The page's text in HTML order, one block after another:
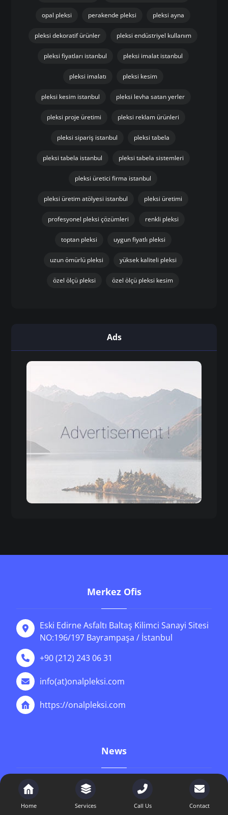
opal pleksi perakende pleksi pleksi ayna
pleksi dekoratif ürünler pleksi endüstriyel kullanım
pleksi fiyatları istanbul pleksi imalat istanbul
pleksi imalatı pleksi kesim
pleksi kesim istanbul pleksi levha satan yerler
pleksi proje üretimi pleksi reklam ürünleri
pleksi sipariş istanbul pleksi tabela
pleksi tabela istanbul pleksi tabela sistemleri
pleksi üretici firma istanbul
pleksi üretim atölyesi istanbul pleksi üretimi
profesyonel pleksi çözümleri renkli pleksi
toptan pleksi uygun fiyatlı pleksi
uzun ömürlü pleksi yüksek kaliteli pleksi
özel ölçü pleksi özel ölçü pleksi kesim
Ads
Merkez Ofis
Eski Edirne Asfaltı Baltaş Kilimci Sanayi Sitesi
NO:196/197 Bayrampaşa / İstanbul
+90 (212) 243 06 31
info(at)onalpleksi.com
https://onalpleksi.com
News
İstanbul cnc pleksi Hizmetleri | Önal
Pleksi
9 Ocak 2026
Home Services Call Us Contact